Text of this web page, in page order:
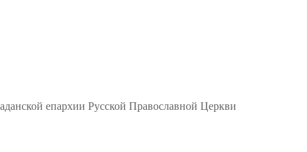
епархии Русской Православной Церкви